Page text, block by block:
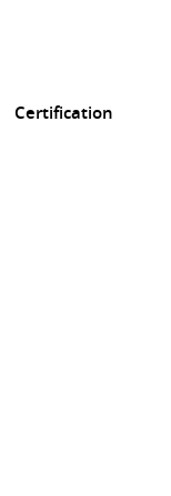
Certification